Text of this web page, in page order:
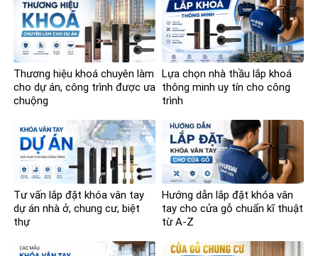
Thương hiệu khoá chuyên làm
cho dự án, công trình được ưa
chuộng
Lựa chọn nhà thầu lắp khoá
thông minh uy tín cho công
trình
Tư vấn lắp đặt khóa vân tay
dự án nhà ở, chung cư, biệt
thự
Hướng dẫn lắp đặt khóa vân
tay cho cửa gỗ chuẩn kĩ thuật
từ A-Z